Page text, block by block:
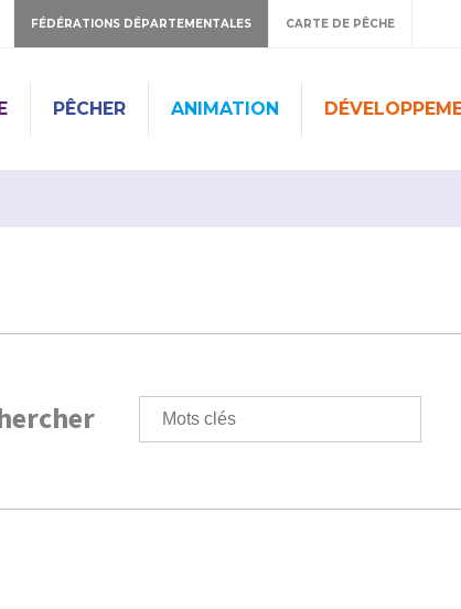
FÉDÉRATIONS DÉPARTEMENTALES CARTE DE PÊCHE
PÊCHER ANIMATION